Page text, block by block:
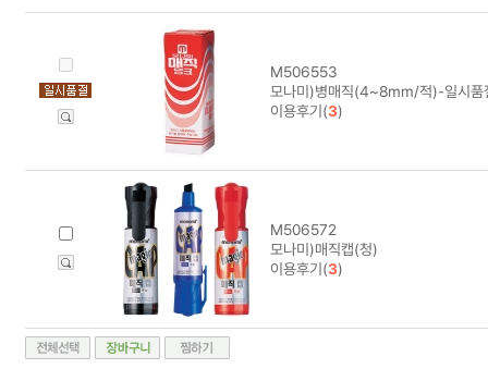
M506553
모나미)병매직(4~8mm/적)-일시품
이용후기(3)
M506572
모나미)매직캡(청)
이용후기(3)